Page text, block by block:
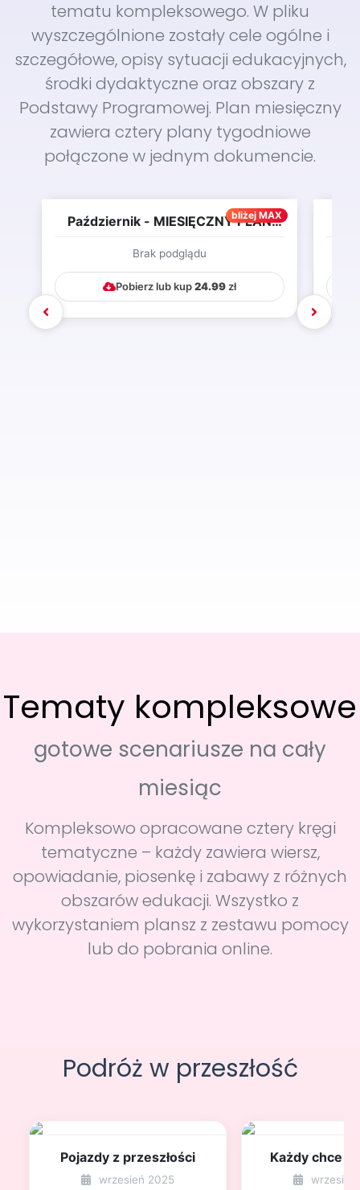
tematu kompleksowego. W pliku
wyszczególnione zostały cele ogólne i
szczegółowe, opisy sytuacji edukacyjnych,
środki dydaktyczne oraz obszary z
Podstawy Programowej. Plan miesięczny
zawiera cztery plany tygodniowe
połączone w jednym dokumencie.
Tematy kompleksowe
gotowe scenariusze na cały
miesiąc
Kompleksowo opracowane cztery kręgi
tematyczne – każdy zawiera wiersz,
opowiadanie, piosenkę i zabawy z różnych
obszarów edukacji. Wszystko z
wykorzystaniem plansz z zestawu pomocy
lub do pobrania online.
Podróż w przeszłość